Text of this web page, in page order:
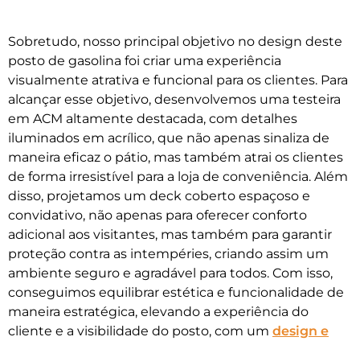
Sobretudo, nosso principal objetivo no design deste
posto de gasolina foi criar uma experiência
visualmente atrativa e funcional para os clientes. Para
alcançar esse objetivo, desenvolvemos uma testeira
em ACM altamente destacada, com detalhes
iluminados em acrílico, que não apenas sinaliza de
maneira eficaz o pátio, mas também atrai os clientes
de forma irresistível para a loja de conveniência. Além
disso, projetamos um deck coberto espaçoso e
convidativo, não apenas para oferecer conforto
adicional aos visitantes, mas também para garantir
proteção contra as intempéries, criando assim um
ambiente seguro e agradável para todos. Com isso,
conseguimos equilibrar estética e funcionalidade de
maneira estratégica, elevando a experiência do
cliente e a visibilidade do posto, com um design e